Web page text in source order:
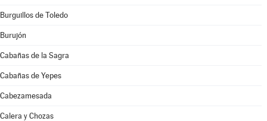
Burguillos de Toledo
Burujón
Cabañas de la Sagra
Cabañas de Yepes
Cabezamesada
Calera y Chozas